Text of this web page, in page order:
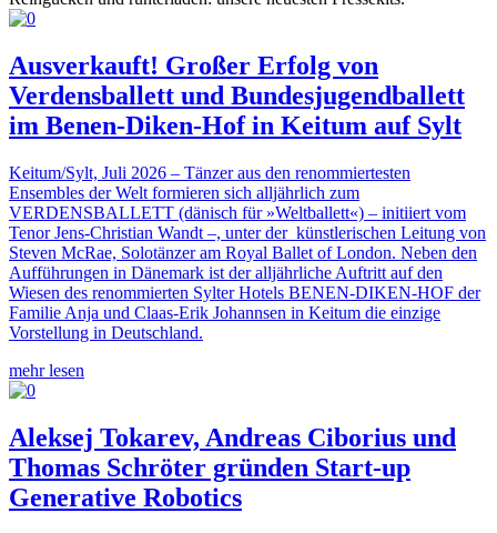
Ausverkauft! Großer Erfolg von
Verdensballett und Bundesjugendballett
im Benen-Diken-Hof in Keitum auf Sylt
Keitum/Sylt, Juli 2026 – Tänzer aus den renommiertesten
Ensembles der Welt formieren sich alljährlich zum
VERDENSBALLETT (dänisch für »Weltballett«) – initiiert vom
Tenor Jens-Christian Wandt –, unter der künstlerischen Leitung von
Steven McRae, Solotänzer am Royal Ballet of London. Neben den
Aufführungen in Dänemark ist der alljährliche Auftritt auf den
Wiesen des renommierten Sylter Hotels BENEN-DIKEN-HOF der
Familie Anja und Claas-Erik Johannsen in Keitum die einzige
Vorstellung in Deutschland.
mehr lesen
Aleksej Tokarev, Andreas Ciborius und
Thomas Schröter gründen Start-up
Generative Robotics